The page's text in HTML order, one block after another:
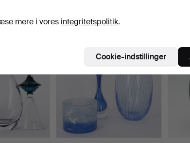
der matcher din søgning
mere i vores integritetspolitik.
Cookie-indstillinger